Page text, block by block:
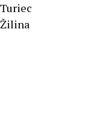
Turiec
Žilina